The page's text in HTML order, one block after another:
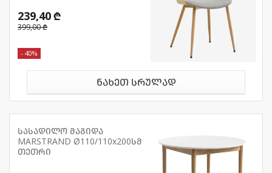
239,40 ₾
399,00 ₾
- 40%
ნახეთ სრულად
სასადილო მაგიდა
MARSTRAND Ø110/110x200სმ
თეთრი